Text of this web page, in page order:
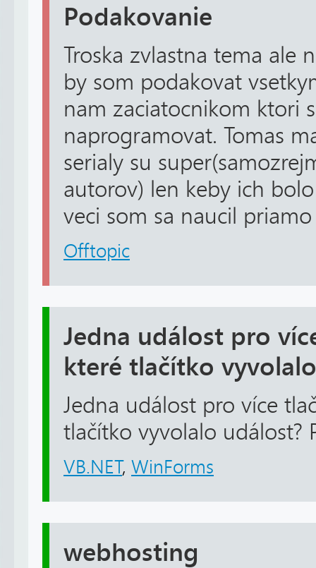
Podakovanie
Troska zvlastna tema ale
by som podakovat
nam zaciatocnikom ktori
naprogramovat. Tomas
serialy su
autorov) len keby ich
veci som sa naucil
Offtopic
Jedna událost pro
které tlačítko
Jedna událost pro více
tlačítko vyvolalo událost?
VB.NET, WinForms
webhosting